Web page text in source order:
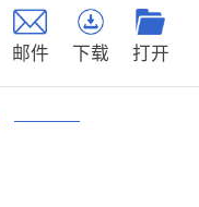
邮件 下载 打开